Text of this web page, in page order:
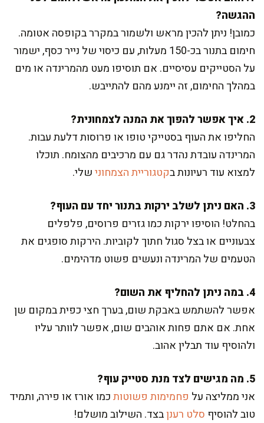
ההגשה?
כמובן! ניתן להכין מראש ולשמור במקרר בקופסה אטומה.
חימום בתנור בכ-150 מעלות, עם כיסוי של נייר כסף, ישמור
על הסטייקים עסיסיים. אם תוסיפו מעט מהמרינדה או מים
במהלך החימום, זה יימנע מהם להתייבש.
2. איך אפשר להפוך את המנה לצמחונית?
החליפו את העוף בסטייקי טופו או פרוסות דלעת עבות.
המרינדה עובדת נהדר גם עם מרכיבים מהצומח. תוכלו
למצוא עוד רעיונות בקטגוריית הצמחונישלי.
3. האם ניתן לשלב ירקות בתנור יחד עם העוף?
בהחלט! הוסיפו ירקות כמו גזרים פרוסים, פלפלים
צבעוניים או בצל סגול חתוך לקוביות. הירקות סופגים את
הטעמים של המרינדה ונעשים פשוט מדהימים.
4. במה ניתן להחליף את השום?
אפשר להשתמש באבקת שום, בערך חצי כפית במקום שן
אחת. אם אתם פחות אוהבים שום, אפשר לוותר עליו
ולהוסיף עוד תבלין אהוב.
5. מה מגישים לצד מנת סטייק עוף?
אני ממליצה על פחמימות פשוטותכמו אורז או פירה, ותמיד
טוב להוסיף סלט רענןבצד. השילוב מושלם!